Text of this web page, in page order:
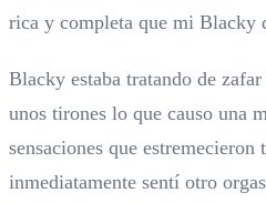
rica y completa que mi Blacky
Blacky estaba tratando de
unos tirones lo que causo una
sensaciones que estremecieron
inmediatamente sentí otro